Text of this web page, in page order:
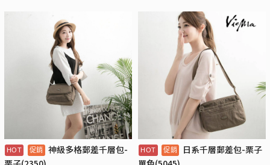
神級多格郵差千層包-
日系千層郵差包-栗子